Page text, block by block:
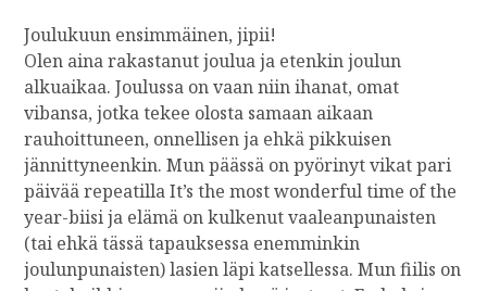
I
N
E
R
K
Ä
S
U
O
A
Joulukuun ensimmäinen, jipii!
Olen aina rakastanut joulua ja etenkin joulun
alkuaikaa. Joulussa on vaan niin ihanat, omat
vibansa, jotka tekee olosta samaan aikaan
rauhoittuneen, onnellisen ja ehkä pikkuisen
jännittyneenkin. Mun päässä on pyörinyt vikat pari
päivää repeatilla It’s the most wonderful time of the
year-biisi ja elämä on kulkenut vaaleanpunaisten
(tai ehkä tässä tapauksessa enemminkin
joulunpunaisten) lasien läpi katsellessa. Mun fiilis on